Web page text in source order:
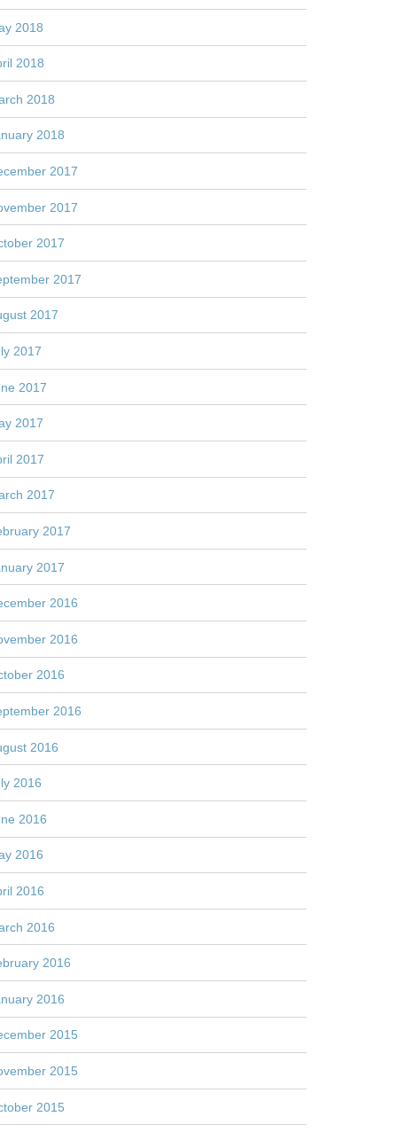
2018
2018
2018
2018
2017
2017
2017
2017
2017
2017
2017
2017
2017
2017
2017
2017
2016
2016
2016
2016
2016
2016
2016
2016
2016
2016
2016
2016
2015
2015
2015